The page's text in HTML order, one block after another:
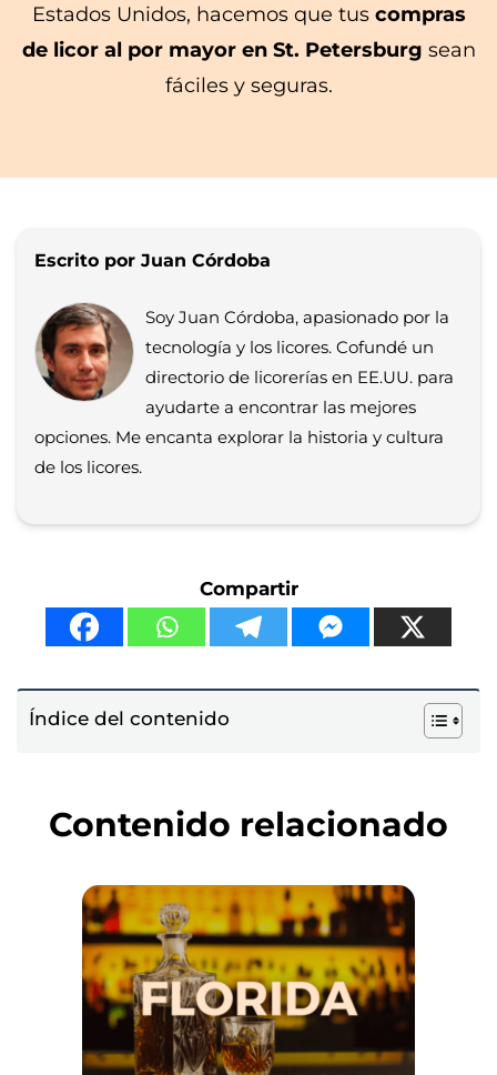
Estados Unidos, hacemos que tuscompras
de licor al por mayor en St. Petersburg sean
fáciles y seguras.
Escrito por Juan Córdoba
Soy Juan Córdoba, apasionado por la
tecnología y los licores. Cofundé un
directorio de licorerías en EE.UU. para
ayudarte a encontrar las mejores
opciones. Me encanta explorar la historia y cultura
de los licores.
Compartir
Índice del contenido
Contenido relacionado